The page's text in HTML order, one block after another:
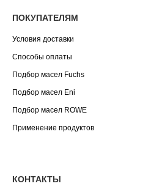
ПОКУПАТЕЛЯМ
Условия доставки
Способы оплаты
Подбор масел Fuchs
Подбор масел Eni
Подбор масел ROWE
Применение продуктов
КОНТАКТЫ